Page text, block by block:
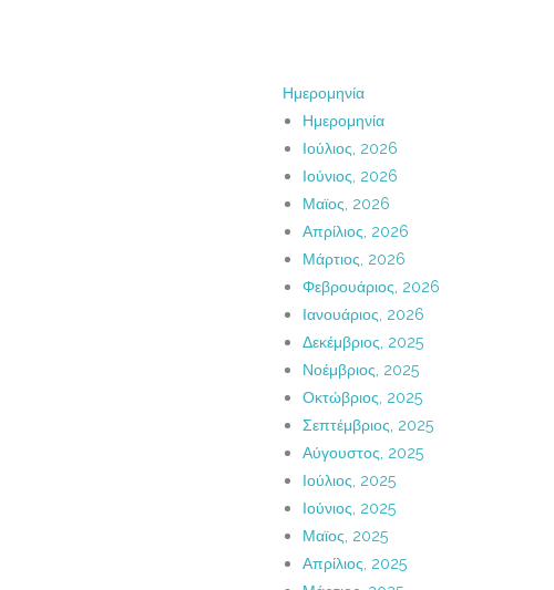
Ημερομηνία
Ημερομηνία
Ιούλιος, 2026
Ιούνιος, 2026
Μαϊος, 2026
Απρίλιος, 2026
Μάρτιος, 2026
Φεβρουάριος, 2026
Ιανουάριος, 2026
Δεκέμβριος, 2025
Νοέμβριος, 2025
Οκτώβριος, 2025
Σεπτέμβριος, 2025
Αύγουστος, 2025
Ιούλιος, 2025
Ιούνιος, 2025
Μαϊος, 2025
Απρίλιος, 2025